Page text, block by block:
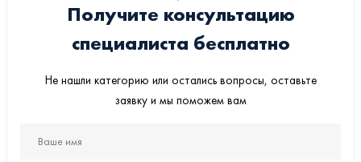
Получите консультацию
специалиста бесплатно
Не нашли категорию или остались вопросы, оставьте
заявку и мы поможем вам